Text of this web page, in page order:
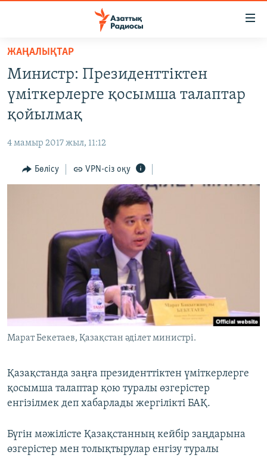
Skip
main
content
Skip
to
main
Navigation
to
AZATTYQTV
АДАМ ҚҰҚЫҚТАРЫ
ӘЛЕУМЕТ
Русский
ЖАЗЫЛЫҢЫЗ
Басқа тілдерде
ЖАҢАЛЫҚТАР
Министр: Президенттіктен
үміткерлерге қосымша талаптар
қойылмақ
4 мамыр 2017 жыл, 11:12
Бөлісу VPN-сіз оқу
Марат Бекетаев, Қазақстан әділет министрі.
Қазақстанда заңға президенттіктен үміткерлерге
қосымша талаптар қою туралы өзгерістер
енгізілмек деп хабарлады жергілікті БАҚ.
Бүгін мәжілісте Қазақстанның кейбір заңдарына
өзгерістер мен толықтырулар енгізу туралы